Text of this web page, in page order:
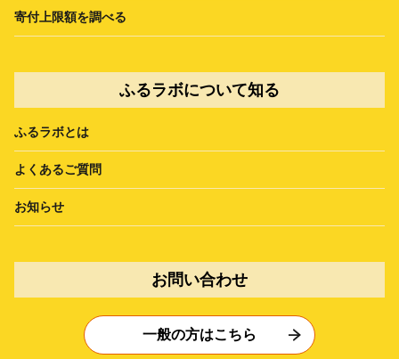
寄付上限額を調べる
ふるラボについて知る
ふるラボとは
よくあるご質問
お知らせ
お問い合わせ
一般の方はこちら